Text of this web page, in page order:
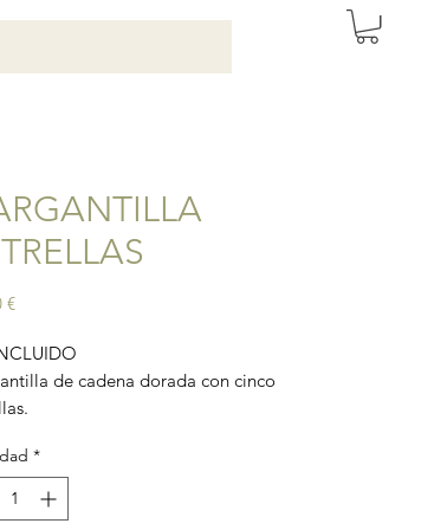
€Precio
de cadena dorada con cinco
cadena: 40cm aprox + cadena
*